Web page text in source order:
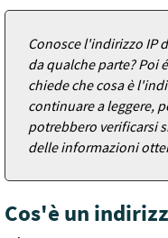
Conosce l'indirizzo IP
da qualche parte? Poi
chiede che cosa è
continuare a leggere,
potrebbero verificarsi
delle informazioni
Cos'è un